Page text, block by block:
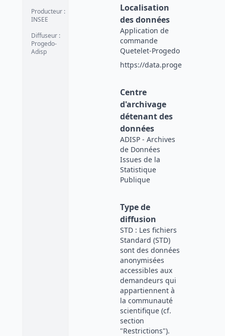
Producteur :
INSEE
Diffuseur :
Progedo-
Adisp
Localisation
des données
Application de
commande
Quetelet-Progedo
https://data.progedo.fr
Centre
d'archivage
détenant des
données
ADISP - Archives
de Données
Issues de la
Statistique
Publique
Type de
diffusion
STD : Les fichiers
Standard (STD)
sont des données
anonymisées
accessibles aux
demandeurs qui
appartiennent à
la communauté
scientifique (cf.
section
"Restrictions").